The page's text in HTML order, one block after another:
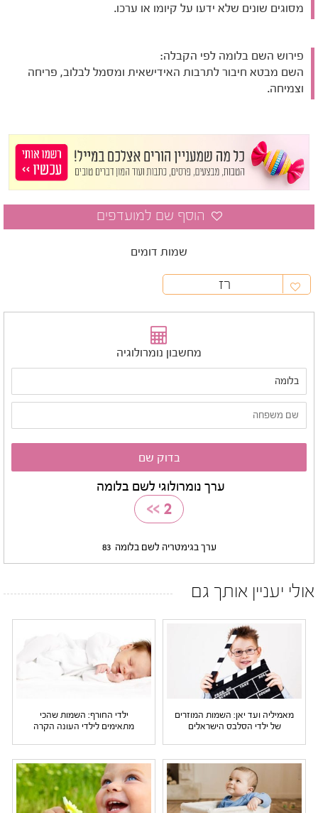
מסוגים שונים שלא ידעו על קיומו או ערכו.
פירוש השם בלומה לפי הקבלה:
השם מבטא חיבור לתרבות האידישאית ומסמל לבלוב, פריחה
וצמיחה.
שמות דומים
רז
מחשבון נומרולוגיה
ערך נומרולוגי לשם בלומה
2
>>
ערך בגימטריה לשם בלומה 83
אולי יעניין אותך גם
מאמיליה ועד יאן: השמות המוזרים
של ילדי הסלבס הישראלים
ילדי החורף: השמות שהכי
מתאימים לילדי העונה הקרה